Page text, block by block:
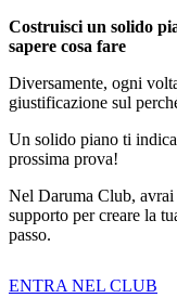
Costruisci un solido
sapere cosa fare
Diversamente, ogni
giustificazione sul
Un solido piano ti
prossima prova!
Nel Daruma Club,
supporto per creare la
passo.
ENTRA NEL CLUB